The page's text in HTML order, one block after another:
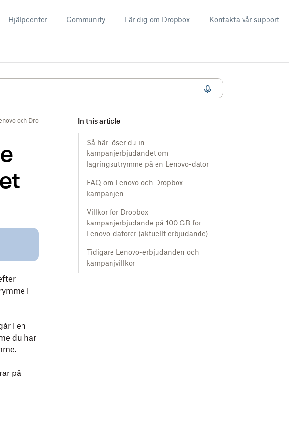
Hjälpcenter Community Lär dig om Dropbox Kontakta vår support
och Dropbox-erbjudandetIn this article
Så här löser du in
kampanjerbjudandet om
lagringsutrymme på en Lenovo-dator
FAQ om Lenovo och Dropbox-
kampanjen
Villkor för Dropbox
kampanjerbjudande på 100 GB för
Lenovo-datorer (aktuellt erbjudande)
Tidigare Lenovo-erbjudanden och
kampanjvillkor
i
i en
du har
.
på